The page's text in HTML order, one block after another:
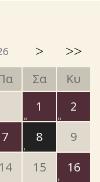
> >>
Σα
Κυ
1
2
7 8
9
14 15
16